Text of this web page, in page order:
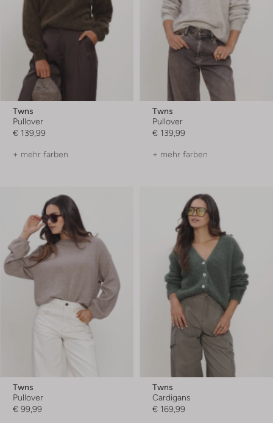
Twns
Pullover
€ 139,99
+ mehr farben
Twns
Pullover
€ 139,99
+ mehr farben
Twns
Pullover
€ 99,99
Twns
Cardigans
€ 169,99